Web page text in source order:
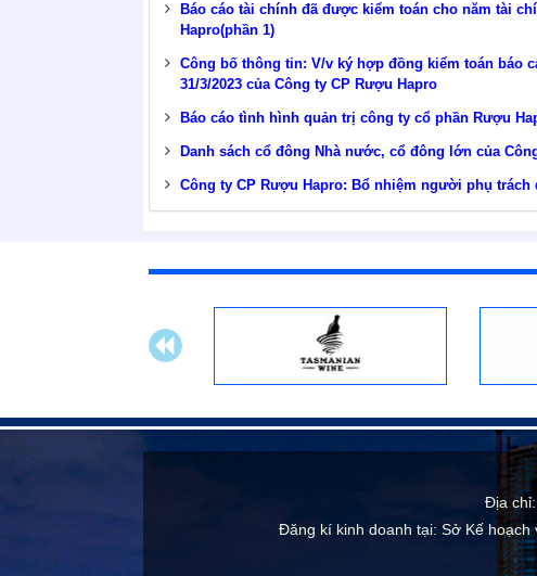
Báo cáo tài chính đã được kiểm toán cho năm tài
Hapro(phần 1)
Công bố thông tin: V/v ký hợp đồng kiểm toán báo
31/3/2023 của Công ty CP Rượu Hapro
Báo cáo tình hình quản trị công ty cổ phần Rượu
Danh sách cổ đông Nhà nước, cổ đông lớn của
Công ty CP Rượu Hapro: Bổ nhiệm người phụ trách
Địa
Đăng kí kinh doanh tại: Sở Kế